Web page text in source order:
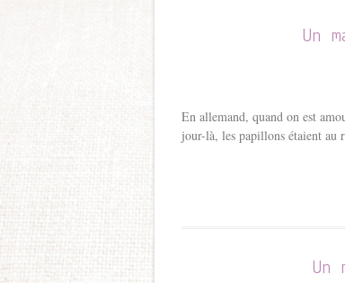
Un
En allemand, quand on est
jour-là, les papillons étaient au
Un